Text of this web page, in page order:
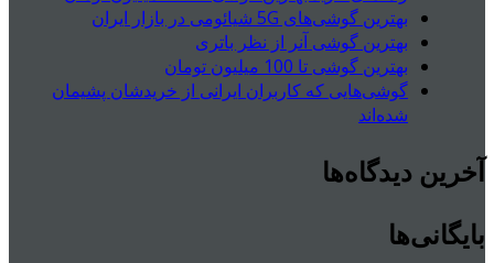
بهترین گوشی‌های 5G شیائومی در بازار ایران
بهترین گوشی آنر از نظر باتری
بهترین گوشی تا 100 میلیون تومان
گوشی‌هایی که کاربران ایرانی از خریدشان پشیمان
شده‌اند
آخرین دیدگاه‌ها
بایگانی‌ها